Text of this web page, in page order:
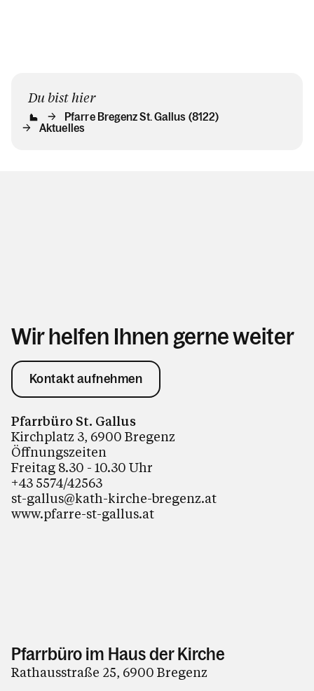
Du bist hier
Pfarre Bregenz St. Gallus (8122)
Aktuelles
Wir helfen Ihnen gerne weiter
Kontakt aufnehmen
Pfarrbüro St. Gallus
Kirchplatz 3, 6900 Bregenz
Öffnungszeiten
Freitag 8.30 - 10.30 Uhr
+43 5574/42563
st-gallus@kath-kirche-bregenz.at
www.pfarre-st-gallus.at
Pfarrbüro im Haus der Kirche
Rathausstraße 25, 6900 Bregenz